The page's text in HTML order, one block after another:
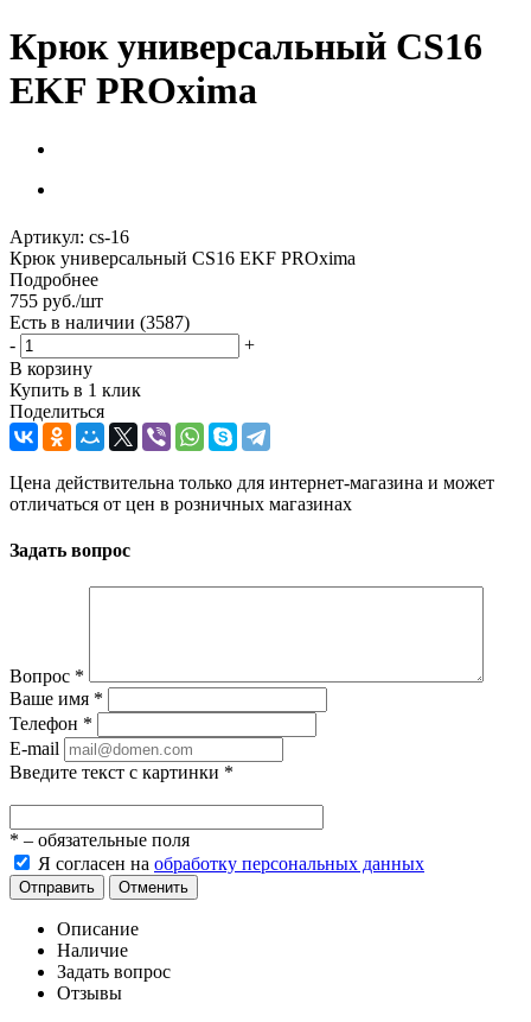
Крюк универсальный CS16
EKF PROxima
Артикул: cs-16
Крюк универсальный CS16 EKF PROxima
Подробнее
755 руб./шт
Есть в наличии (3587)
-
+
В корзину
Купить в 1 клик
Поделиться
Цена действительна только для интернет-магазина и может
отличаться от цен в розничных магазинах
Задать вопрос
Вопрос *
Ваше имя *
Телефон *
E-mail
Введите текст с картинки *
* – обязательные поля
Я согласен на обработку персональных данных
Отправить Отменить
Описание
Наличие
Задать вопрос
Отзывы